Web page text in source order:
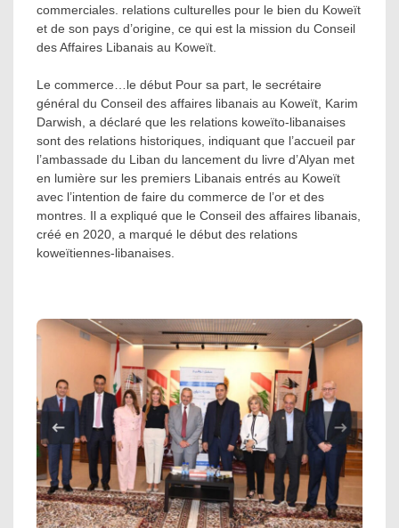
commerciales. relations culturelles pour le bien du Koweït
et de son pays d’origine, ce qui est la mission du Conseil
des Affaires Libanais au Koweït.
Le commerce…le début Pour sa part, le secrétaire
général du Conseil des affaires libanais au Koweït, Karim
Darwish, a déclaré que les relations koweïto-libanaises
sont des relations historiques, indiquant que l’accueil par
l’ambassade du Liban du lancement du livre d’Alyan met
en lumière sur les premiers Libanais entrés au Koweït
avec l’intention de faire du commerce de l’or et des
montres. Il a expliqué que le Conseil des affaires libanais,
créé en 2020, a marqué le début des relations
koweïtiennes-libanaises.